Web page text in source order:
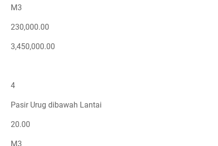
M3
230,000.00
3,450,000.00
4
Pasir Urug dibawah Lantai
20.00
M3